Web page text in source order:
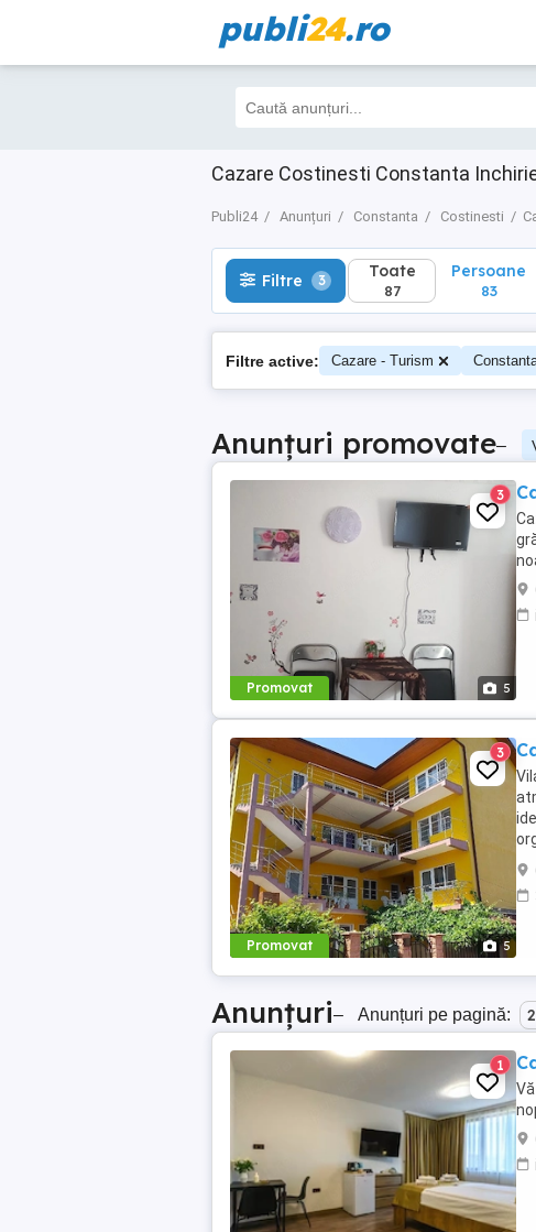
publi24.ro
Cazare Costinesti Constanta
Publi24 Anunțuri Constanta Costinesti
Filtre 3 Toate
87
Filtre 3 Toate
87
Persoane
83
Filtre active: Cazare - Turism
Anunțuri promovate–
Promovat 5
3
Promovat 5
3
Anunțuri– Anunțuri pe pagină:
1